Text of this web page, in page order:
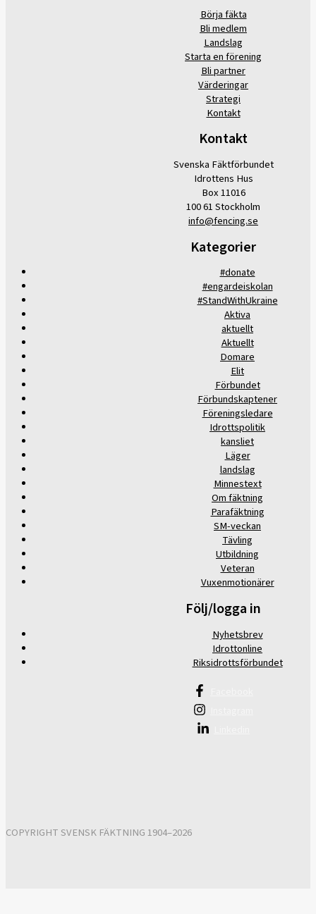
Börja fäkta
Bli medlem
Landslag
Starta en förening
Bli partner
Värderingar
Strategi
Kontakt
Kontakt
Svenska Fäktförbundet
Idrottens Hus
Box 11016
100 61 Stockholm
info@fencing.se
Kategorier
#donate
#engardeiskolan
#StandWithUkraine
Aktiva
aktuellt
Aktuellt
Domare
Elit
Förbundet
Förbundskaptener
Föreningsledare
Idrottspolitik
kansliet
Läger
landslag
Minnestext
Om fäktning
Parafäktning
SM-veckan
Tävling
Utbildning
Veteran
Vuxenmotionärer
Följ/logga in
Nyhetsbrev
Idrottonline
Riksidrottsförbundet
COPYRIGHT SVENSK FÄKTNING 1904–2026